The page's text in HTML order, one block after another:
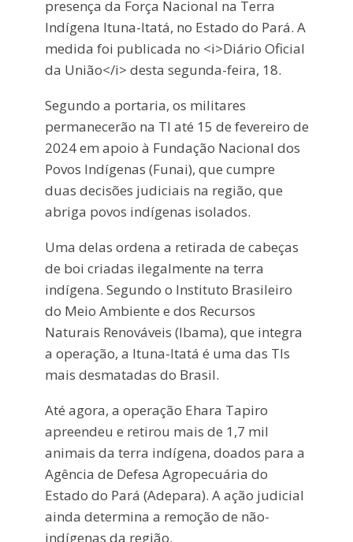
presença da Força Nacional na Terra
Indígena Ituna-Itatá, no Estado do Pará. A
medida foi publicada no <i>Diário Oficial
da União</i> desta segunda-feira, 18.
Segundo a portaria, os militares
permanecerão na TI até 15 de fevereiro de
2024 em apoio à Fundação Nacional dos
Povos Indígenas (Funai), que cumpre
duas decisões judiciais na região, que
abriga povos indígenas isolados.
Uma delas ordena a retirada de cabeças
de boi criadas ilegalmente na terra
indígena. Segundo o Instituto Brasileiro
do Meio Ambiente e dos Recursos
Naturais Renováveis (Ibama), que integra
a operação, a Ituna-Itatá é uma das TIs
mais desmatadas do Brasil.
Até agora, a operação Ehara Tapiro
apreendeu e retirou mais de 1,7 mil
animais da terra indígena, doados para a
Agência de Defesa Agropecuária do
Estado do Pará (Adepara). A ação judicial
ainda determina a remoção de não-
indígenas da região.